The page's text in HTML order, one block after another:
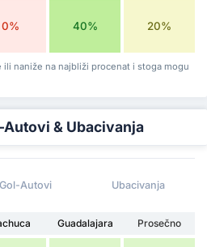
0% 40% 20%
ili naniže na najbliži procenat i stoga mogu
& Ubacivanja
Gol-Autovi Ubacivanja
Guadalajara
Prosečno